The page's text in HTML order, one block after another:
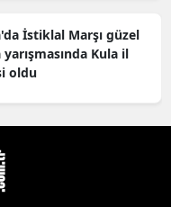
İstiklal Marşı güzel
Kula il
oldu